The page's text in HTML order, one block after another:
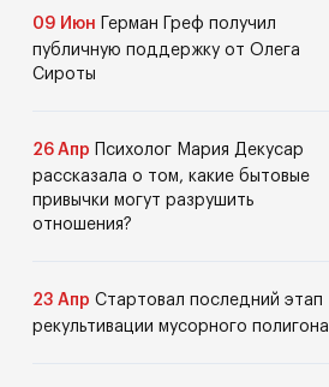
09 Июн
Герман Греф получил
публичную поддержку от Олега
Сироты
26 Апр
Психолог Мария Декусар
рассказала о том, какие бытовые
привычки могут разрушить
отношения?
23 Апр Стартовал последний этап
рекультивации мусорного полигона